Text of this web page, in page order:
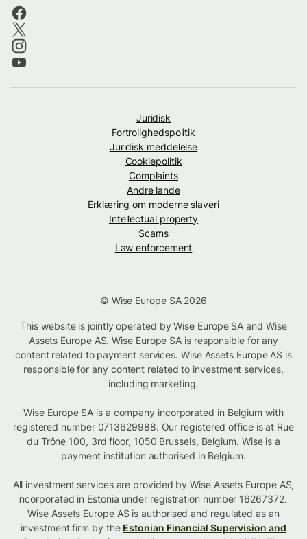
Juridisk
Fortrolighedspolitik
Juridisk meddelelse
Cookiepolitik
Complaints
Andre lande
Erklæring om moderne slaveri
Intellectual property
Scams
Law enforcement
© Wise Europe SA 2026
This website is jointly operated by Wise Europe SA and Wise
Assets Europe AS. Wise Europe SA is responsible for any
content related to payment services. Wise Assets Europe AS is
responsible for any content related to investment services,
including marketing.
Wise Europe SA is a company incorporated in Belgium with
registered number 0713629988. Our registered office is at Rue
du Trône 100, 3rd floor, 1050 Brussels, Belgium. Wise is a
payment institution authorised in Belgium.
All investment services are provided by Wise Assets Europe AS,
incorporated in Estonia under registration number 16267372.
Wise Assets Europe AS is authorised and regulated as an
investment firm by the Estonian Financial Supervision and